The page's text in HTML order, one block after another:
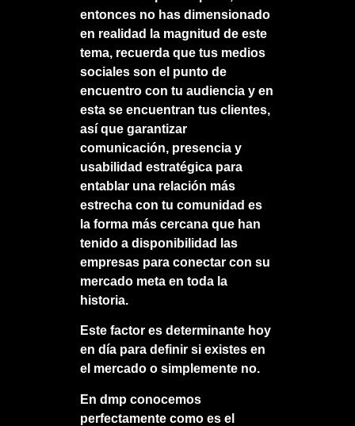
entonces no has dimensionado
en realidad la magnitud de este
tema, recuerda que tus medios
sociales son el punto de
encuentro con tu audiencia y en
esta se encuentran tus clientes,
así que garantizar
comunicación, presencia y
usabilidad estratégica para
entablar una relación más
estrecha con tu comunidad es
la forma más cercana que han
tenido a disponibilidad las
empresas para conectar con su
mercado meta en toda la
historia.
Este factor es determinante hoy
en día para definir si existes en
el mercado o simplemente no.
Endmp conocemos
perfectamente como es el